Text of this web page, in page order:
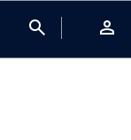
search person